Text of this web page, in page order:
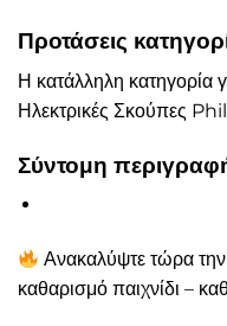
Προτάσεις
Η κατάλληλη κατηγορία
Ηλεκτρικές Σκούπες
Σύντομη
Ανακαλύψτε τώρα
καθαρισμό παιχνίδι –